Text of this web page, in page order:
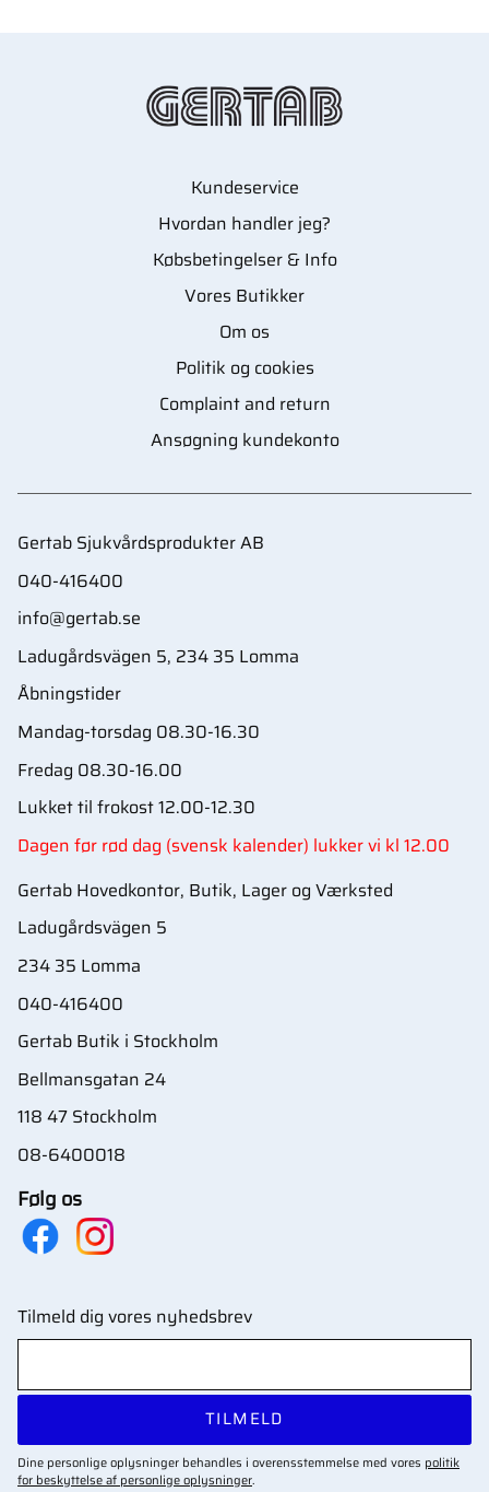
Kundeservice
Hvordan handler jeg?
Købsbetingelser & Info
Vores Butikker
Om os
Politik og cookies
Complaint and return
Ansøgning kundekonto
Gertab Sjukvårdsprodukter AB
040-416400
info@gertab.se
Ladugårdsvägen 5, 234 35 Lomma
Åbningstider
Mandag-torsdag 08.30-16.30
Fredag 08.30-16.00
Lukket til frokost 12.00-12.30
Dagen før rød dag (svensk kalender) lukker vi kl 12.00
Gertab Hovedkontor, Butik, Lager og Værksted
Ladugårdsvägen 5
234 35 Lomma
040-416400
Gertab Butik i Stockholm
Bellmansgatan 24
118 47 Stockholm
08-6400018
Følg os
Tilmeld dig vores nyhedsbrev
TILMELD
Dine personlige oplysninger behandles i overensstemmelse med vores politik
for beskyttelse af personlige oplysninger.